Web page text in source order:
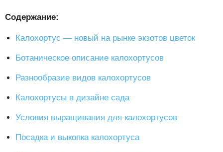
Содержание:
Калохортус — новый на рынке экзотов цветок
Ботаническое описание калохортусов
Разнообразие видов калохортусов
Калохортусы в дизайне сада
Условия выращивания для калохортусов
Посадка и выкопка калохортуса